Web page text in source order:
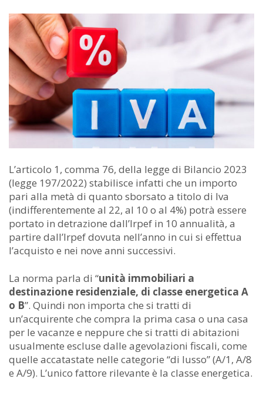
L’articolo 1, comma 76, della legge di Bilancio 2023
(legge 197/2022) stabilisce infatti che un importo
pari alla metà di quanto sborsato a titolo di Iva
(indifferentemente al 22, al 10 o al 4%) potrà essere
portato in detrazione dall’Irpef in 10 annualità, a
partire dall’Irpef dovuta nell’anno in cui si effettua
l’acquisto e nei nove anni successivi.
La norma parla di “unità immobiliari a
destinazione residenziale, di classe energetica A
o B”. Quindi non importa che si tratti di
un’acquirente che compra la prima casa o una casa
per le vacanze e neppure che si tratti di abitazioni
usualmente escluse dalle agevolazioni fiscali, come
quelle accatastate nelle categorie “di lusso” (A/1, A/8
e A/9). L’unico fattore rilevante è la classe energetica.